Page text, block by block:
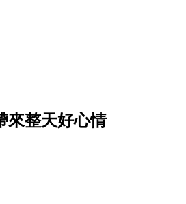
來整天好心情